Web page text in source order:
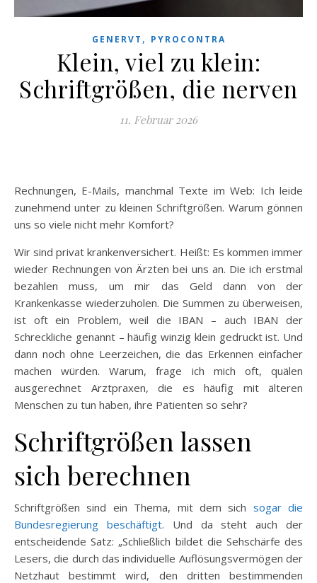
GENERVT , PYROCONTRA
Klein, viel zu klein:
Schriftgrößen, die nerven
11. Februar 2026
Rechnungen, E-Mails, manchmal Texte im Web: Ich leide
zunehmend unter zu kleinen Schriftgrößen. Warum gönnen
uns so viele nicht mehr Komfort?
Wir sind privat krankenversichert. Heißt: Es kommen immer
wieder Rechnungen von Ärzten bei uns an. Die ich erstmal
bezahlen muss, um mir das Geld dann von der
Krankenkasse wiederzuholen. Die Summen zu überweisen,
ist oft ein Problem, weil die IBAN – auch IBAN der
Schreckliche genannt – häufig winzig klein gedruckt ist. Und
dann noch ohne Leerzeichen, die das Erkennen einfacher
machen würden. Warum, frage ich mich oft, quälen
ausgerechnet Arztpraxen, die es häufig mit älteren
Menschen zu tun haben, ihre Patienten so sehr?
Schriftgrößen lassen
sich berechnen
Schriftgrößen sind ein Thema, mit dem sich sogar die
Bundesregierung beschäftigt. Und da steht auch der
entscheidende Satz: „Schließlich bildet die Sehschärfe des
Lesers, die durch das individuelle Auflösungsvermögen der
Netzhaut bestimmt wird, den dritten bestimmenden